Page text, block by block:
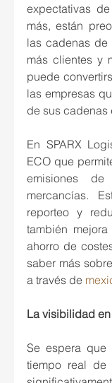
expectativas
más, están
las cadenas de
más clientes y
puede
las empresas
de sus cadenas
En SPARX
ECO que
emisiones
mercancías.
reporteo y
también
ahorro de
saber más
a través de
Se espera
tiempo real de